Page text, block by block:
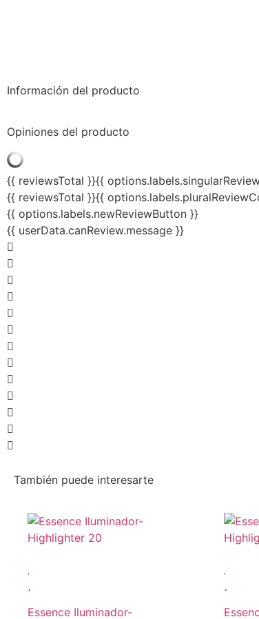
Información del producto
Opiniones del producto
{{ reviewsTotal }}{{
{{ reviewsTotal }}{{
{{ options.labels.newReviewButton }}
{{ userData.canReview.message }}
También puede interesarte
Essence Iluminador-